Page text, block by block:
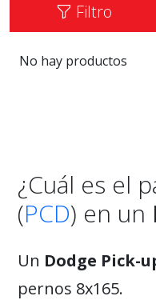
Filtro
No hay productos
¿Cuál es el
(PCD) en un
Un Dodge Pick-
pernos 8x165.